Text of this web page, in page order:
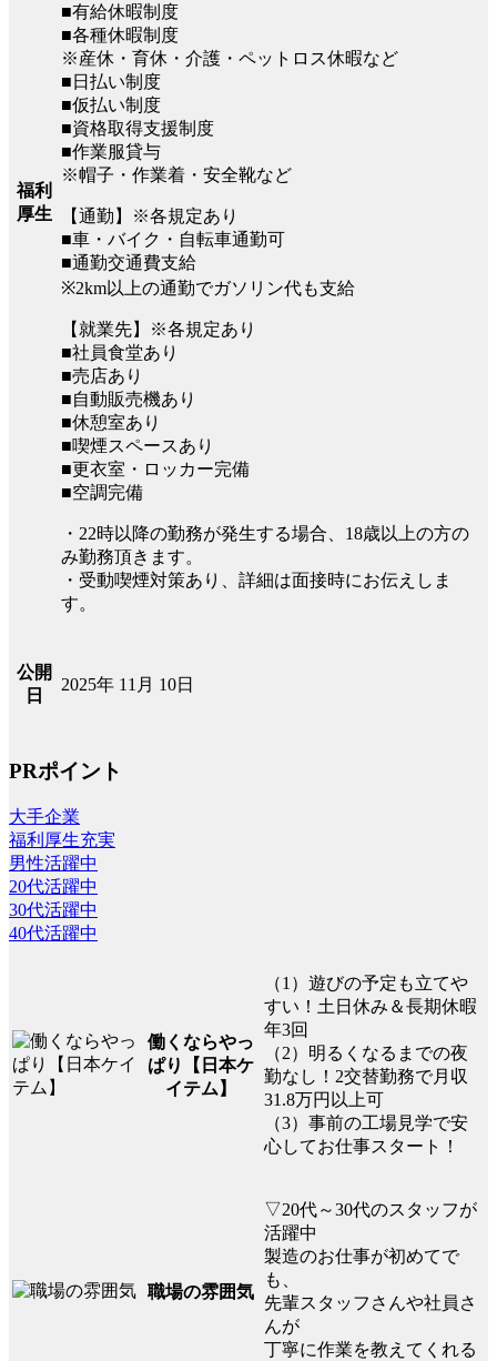
福利
厚生
■有給休暇制度
■各種休暇制度
※産休・育休・介護・ペットロス休暇など
■日払い制度
■仮払い制度
■資格取得支援制度
■作業服貸与
※帽子・作業着・安全靴など
【通勤】※各規定あり
■車・バイク・自転車通勤可
■通勤交通費支給
※2km以上の通勤でガソリン代も支給
【就業先】※各規定あり
■社員食堂あり
■売店あり
■自動販売機あり
■休憩室あり
■喫煙スペースあり
■更衣室・ロッカー完備
■空調完備
・22時以降の勤務が発生する場合、18歳以上の方の
み勤務頂きます。
・受動喫煙対策あり、詳細は面接時にお伝えしま
す。
公開
日
2025年 11月 10日
PRポイント
大手企業
福利厚生充実
男性活躍中
20代活躍中
30代活躍中
40代活躍中
働くならやっ
ぱり【日本ケ
イテム】
（1）遊びの予定も立てや
すい！土日休み＆長期休暇
年3回
（2）明るくなるまでの夜
勤なし！2交替勤務で月収
31.8万円以上可
（3）事前の工場見学で安
心してお仕事スタート！
職場の雰囲気
▽20代～30代のスタッフが
活躍中
製造のお仕事が初めてで
も、
先輩スタッフさんや社員さ
んが
丁寧に作業を教えてくれる